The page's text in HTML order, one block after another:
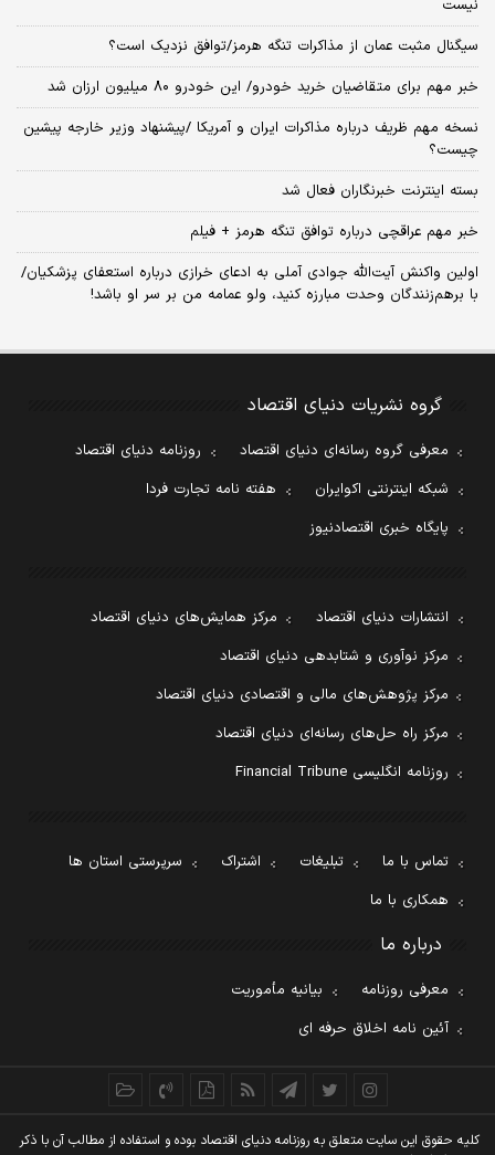
نیست
سیگنال‌ مثبت عمان از مذاکرات تنگه هرمز/توافق نزدیک است؟
خبر مهم برای متقاضیان خرید خودرو/ این خودرو ۸۰ میلیون ارزان شد
نسخه‌ مهم ظریف درباره مذاکرات ایران و آمریکا /پیشنهاد وزیر خارجه پیشین
چیست؟
بسته اینترنت خبرنگاران فعال شد
خبر مهم عراقچی درباره توافق تنگه هرمز + فیلم
اولین واکنش آیت‌الله جوادی آملی به ادعای خرازی درباره استعفای پزشکیان/
با برهم‌زنندگان وحدت مبارزه کنید، ولو عمامه من بر سر او باشد!
گروه نشریات دنیای اقتصاد
معرفی گروه رسانه‌ای دنیای اقتصاد
روزنامه دنیای اقتصاد
شبکه اینترنتی اکوایران
هفته نامه تجارت فردا
پایگاه خبری اقتصادنیوز
انتشارات دنیای اقتصاد
مرکز همایش‌های دنیای اقتصاد
مرکز نوآوری و شتابدهی دنیای اقتصاد
مرکز پژوهش‌های مالی و اقتصادی دنیای اقتصاد
مرکز راه حل‌های رسانه‌ای دنیای اقتصاد
روزنامه انگلیسی Financial Tribune
تماس با ما تبلیغات اشتراک
سرپرستی استان ها
همکاری با ما
درباره ما
معرفی روزنامه
بیانیه مأموریت
آئین نامه اخلاق حرفه ای
کليه حقوق اين سايت متعلق به روزنامه دنيای اقتصاد بوده و استفاده از مطالب آن با ذکر